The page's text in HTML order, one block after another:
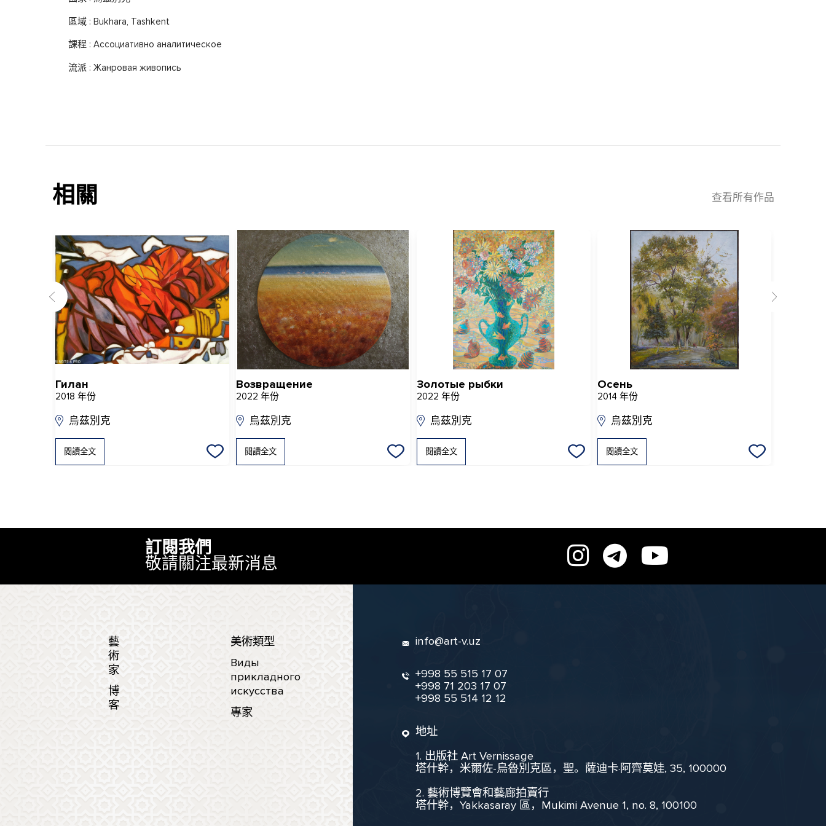
區域 : Bukhara, Tashkent
課程 : Ассоциативно аналитическое
流派 : Жанровая живопись
相關 查看所有作品
Гилан
2018 年份
烏茲別克
閱讀全文
Возвращение
2022 年份
烏茲別克
閱讀全文
Золотые рыбки
2022 年份
烏茲別克
閱讀全文
Осень
2014 年份
烏茲別克
閱讀全文
訂閱我們
敬請關注最新消息
藝
術
家
博
客
美術類型
Виды
прикладного
искусства
專家
info@art-v.uz
+998 55 515 17 07
+998 71 203 17 07
+998 55 514 12 12
地址
1. 出版社 Art Vernissage
塔什幹，米爾佐-烏魯別克區，聖。薩迪卡·阿齊莫娃, 35, 100000
2. 藝術博覽會和藝廊拍賣行
塔什幹，Yakkasaray 區，Mukimi Avenue 1, no. 8, 100100